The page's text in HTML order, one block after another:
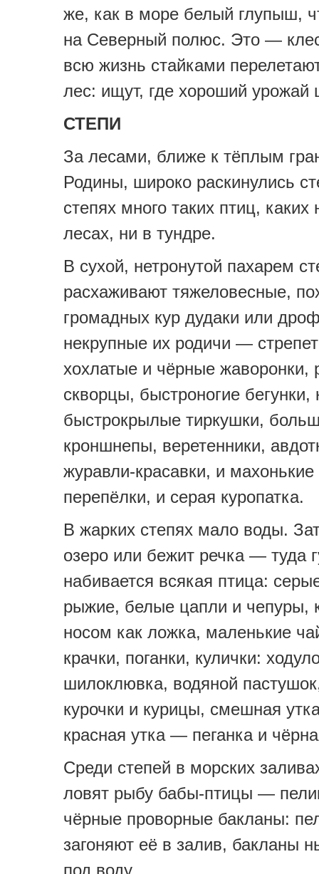
же, как в море белый глупыш,
на Северный полюс. Это —
всю жизнь стайками
лес: ищут, где хороший
СТЕПИ
За лесами, ближе к тёплым
Родины, широко раскинулись
степях много таких птиц, каких
лесах, ни в тундре.
В сухой, нетронутой пахарем
расхаживают тяжеловесные,
громадных кур дудаки или
некрупные их родичи —
хохлатые и чёрные жаворонки,
скворцы, быстроногие бегунки,
быстрокрылые тиркушки,
кроншнепы, веретенники,
журавли-красавки, и
перепёлки, и серая куропатка.
В жарких степях мало воды.
озеро или бежит речка — туда
набивается всякая птица:
рыжие, белые цапли и чепуры,
носом как ложка, маленькие
крачки, поганки, кулички:
шилоклювка, водяной
курочки и курицы, смешная
красная утка — пеганка и
Среди степей в морских
ловят рыбу бабы-птицы —
чёрные проворные бакланы:
загоняют её в залив, бакланы
под воду.